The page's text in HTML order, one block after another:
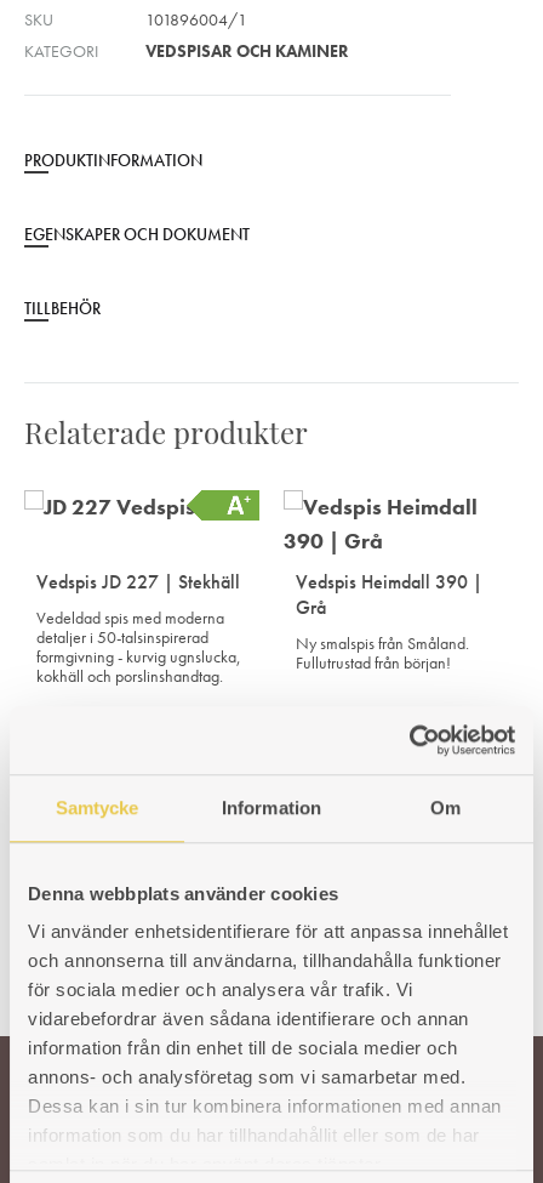
Samtycke Information Om
Denna webbplats använder cookies
Vi använder enhetsidentifierare för att anpassa innehållet
och annonserna till användarna, tillhandahålla funktioner
för sociala medier och analysera vår trafik. Vi
vidarebefordrar även sådana identifierare och annan
information från din enhet till de sociala medier och
annons- och analysföretag som vi samarbetar med.
Dessa kan i sin tur kombinera informationen med annan
information som du har tillhandahållit eller som de har
SKU
101896004/1
KATEGORI
VEDSPISAR OCH KAMINER
PRODUKTINFORMATION
EGENSKAPER OCH DOKUMENT
TILLBEHÖR
Relaterade produkter
Vedspis JD 227 | Stekhäll
Vedeldad spis med moderna
detaljer i 50-talsinspirerad
formgivning - kurvig ugnslucka,
kokhäll och porslinshandtag.
Vedspis Heimdall 390 |
Grå
Ny smalspis från Småland.
Fullutrustad från början!
Välkommen till oss!